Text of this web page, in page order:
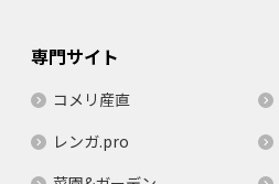
専門サイト
コメリ産直
レンガ.pro